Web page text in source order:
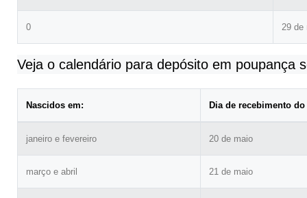
0 29 de
Veja o calendário para depósito em poupança
Nascidos em: Dia de recebimento
janeiro e fevereiro 20 de maio
março e abril 21 de maio